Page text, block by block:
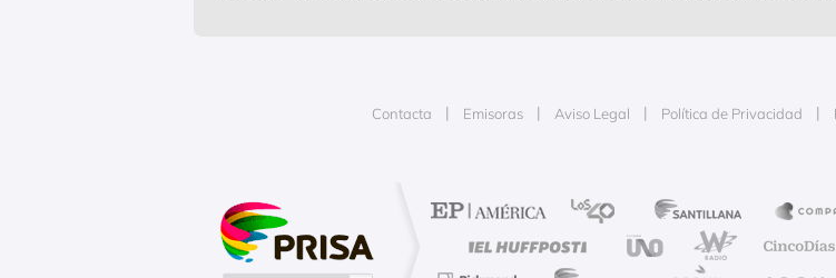
Contacta Emisoras Aviso Legal Política de Privacidad